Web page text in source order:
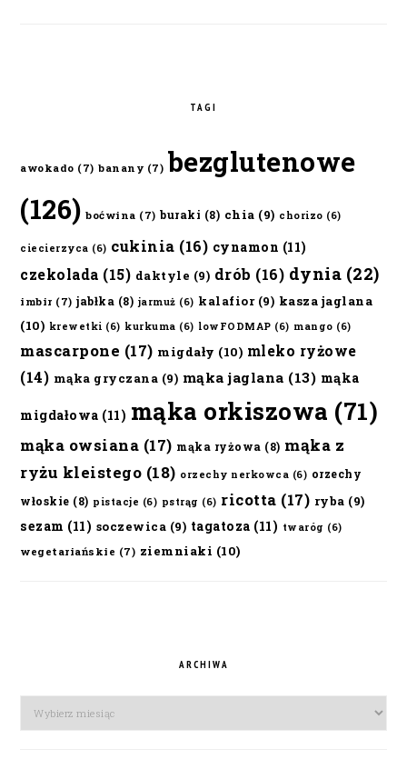
TAGI
awokado (7) banany (7) bezglutenowe
(126) boćwina (7) buraki (8) chia (9) chorizo (6)
ciecierzyca (6) cukinia (16) cynamon (11)
czekolada (15) daktyle (9) drób (16) dynia (22)
imbir (7) jabłka (8) jarmuż (6) kalafior(9) kasza jaglana
(10) krewetki (6) kurkuma (6) lowFODMAP (6) mango (6)
mascarpone (17) migdały (10) mleko ryżowe
(14) mąka gryczana (9) mąka jaglana (13) mąka
migdałowa (11) mąka orkiszowa (71)
mąka owsiana (17) mąka ryżowa (8) mąka z
ryżu kleistego (18) orzechy nerkowca (6) orzechy
włoskie (8) pistacje (6) pstrąg (6) ricotta (17) ryba (9)
sezam (11) soczewica (9) tagatoza (11) twaróg (6)
wegetariańskie (7) ziemniaki (10)
ARCHIWA
Archiwa